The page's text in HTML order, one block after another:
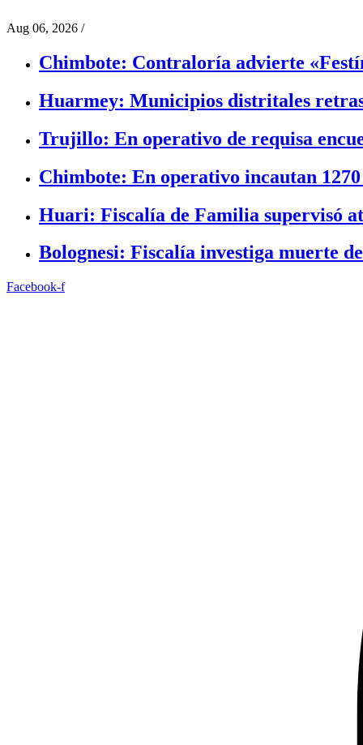
Aug 06, 2026 /
Chimbote: Contraloría advierte
Huarmey: Municipios distritales
Trujillo: En operativo de requisa
Chimbote: En operativo incautan
Huari: Fiscalía de Familia supervisó
Bolognesi: Fiscalía investiga muerte
Facebook-f